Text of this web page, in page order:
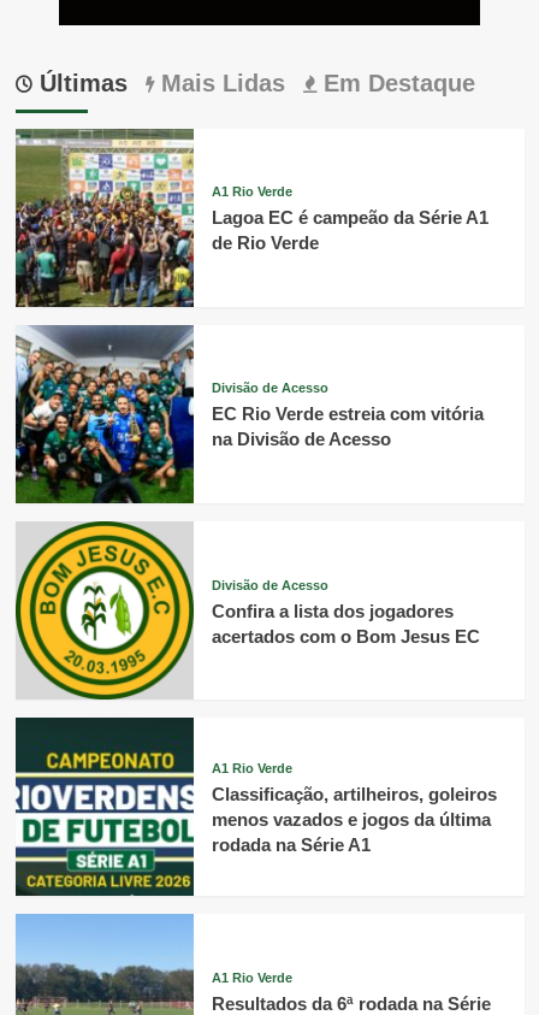
Últimas Mais Lidas Em Destaque
A1 Rio Verde
Lagoa EC é campeão da Série A1
de Rio Verde
Divisão de Acesso
EC Rio Verde estreia com vitória
na Divisão de Acesso
Divisão de Acesso
Confira a lista dos jogadores
acertados com o Bom Jesus EC
A1 Rio Verde
Classificação, artilheiros, goleiros
menos vazados e jogos da última
rodada na Série A1
A1 Rio Verde
Resultados da 6ª rodada na Série